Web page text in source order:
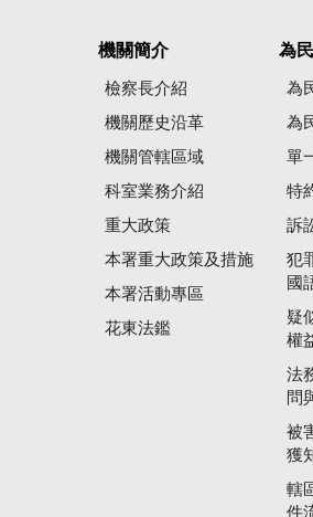
機關簡介
檢察長介紹
機關歷史沿革
機關管轄區域
科室業務介紹
重大政策
本署重大政策及措施
本署活動專區
花東法鑑
為
為
為
單
特
訴
犯
國
疑
權
法
問
被
獲
轄
件